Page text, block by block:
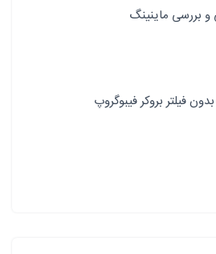
و بررسی ماینینگ
فیلتر بروکر فیبوگروپ